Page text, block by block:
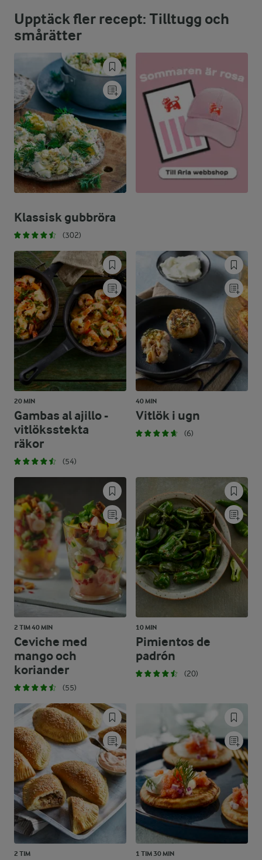
Fett:
53,4 %
22,3 g
Kolhydrater:
30,1 %
27,3 g
Upptäck fler recept: Tilltugg och
smårätter
Klassisk gubbröra
(302)
20 MIN
Gambas al ajillo -
vitlöksstekta
räkor
(54)
40 MIN
Vitlök i ugn
(6)
2 TIM 40 MIN
Ceviche med
mango och
koriander
(55)
10 MIN
Pimientos de
padrón
(20)
2 TIM 1 TIM 30 MIN